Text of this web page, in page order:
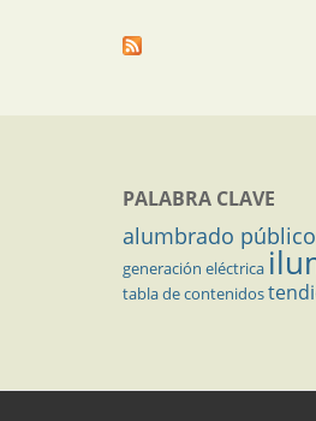
PALABRA CLAVE
alumbrado público
generación eléctrica
tabla de contenidos